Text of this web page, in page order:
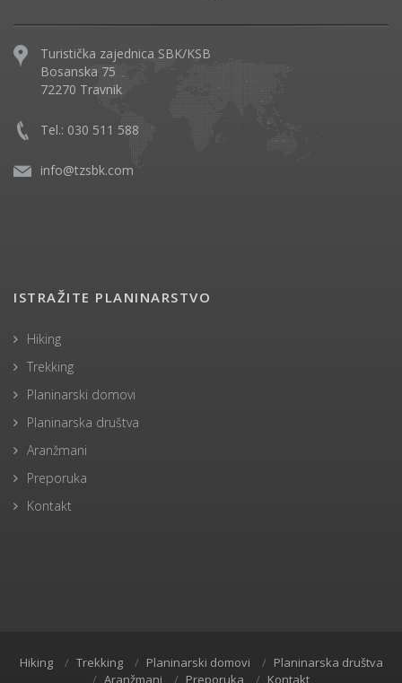
Turistička zajednica SBK/KSB
Bosanska 75
72270 Travnik
Tel.: 030 511 588
info@tzsbk.com
ISTRAŽITE PLANINARSTVO
Hiking
Trekking
Planinarski domovi
Planinarska društva
Aranžmani
Preporuka
Kontakt
Hiking Trekking Planinarski domovi
Planinarska društva
Aranžmani
Preporuka Kontakt